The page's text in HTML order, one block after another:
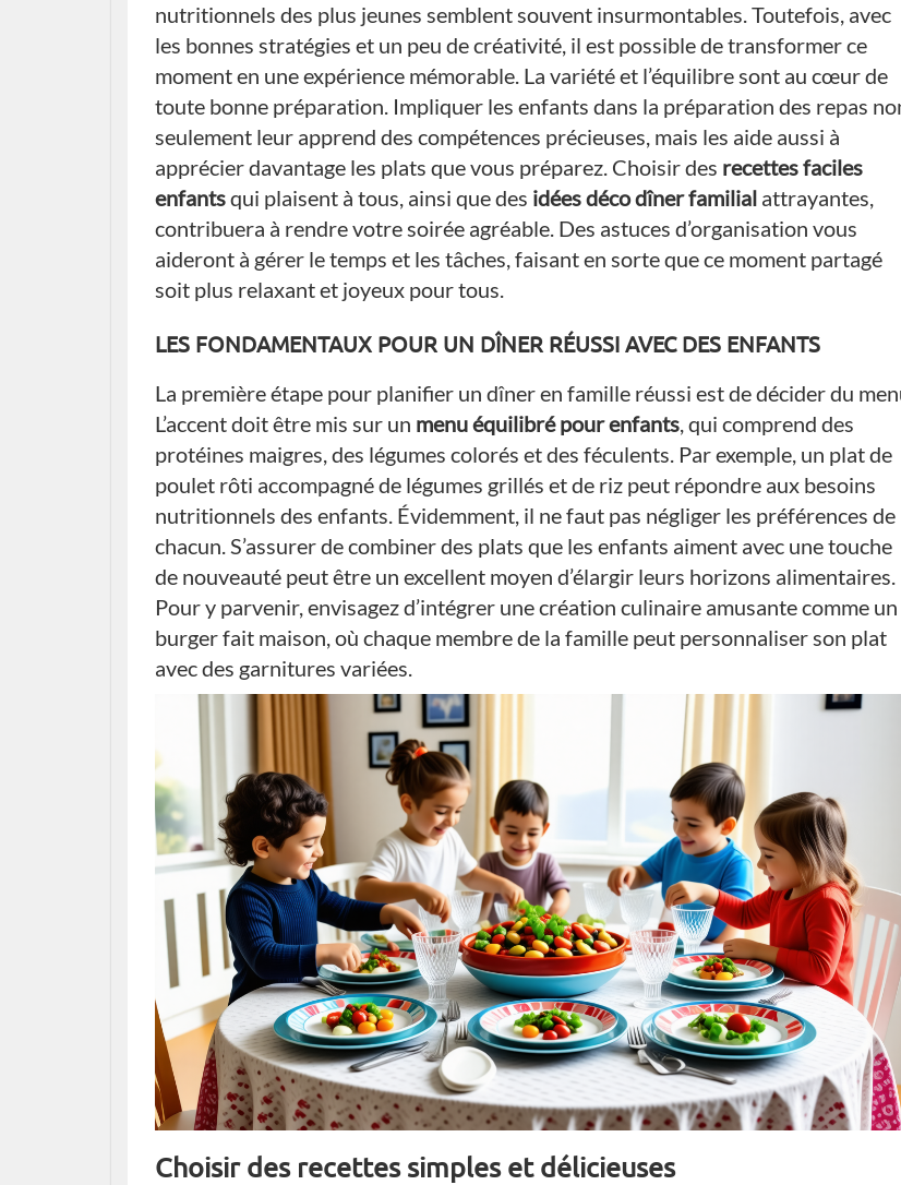
nutritionnels des plus jeunes semblent souvent insurmontables. Toutefois, avec
les bonnes stratégies et un peu de créativité, il est possible de transformer ce
moment en une expérience mémorable. La variété et l’équilibre sont au cœur de
toute bonne préparation. Impliquer les enfants dans la préparation des repas
seulement leur apprend des compétences précieuses, mais les aide aussi à
apprécier davantage les plats que vous préparez. Choisir des recettes faciles
enfantsqui plaisent à tous, ainsi que des idées déco dîner familial attrayantes,
contribuera à rendre votre soirée agréable. Des astuces d’organisation vous
aideront à gérer le temps et les tâches, faisant en sorte que ce moment partagé
soit plus relaxant et joyeux pour tous.
LES FONDAMENTAUX POUR UN DÎNER RÉUSSI AVEC DES ENFANTS
La première étape pour planifier un dîner en famille réussi est de décider du
L’accent doit être mis sur un menu équilibré pour enfants, qui comprend des
protéines maigres, des légumes colorés et des féculents. Par exemple, un plat de
poulet rôti accompagné de légumes grillés et de riz peut répondre aux besoins
nutritionnels des enfants. Évidemment, il ne faut pas négliger les préférences de
chacun. S’assurer de combiner des plats que les enfants aiment avec une touche
de nouveauté peut être un excellent moyen d’élargir leurs horizons alimentaires.
Pour y parvenir, envisagez d’intégrer une création culinaire amusante comme un
burger fait maison, où chaque membre de la famille peut personnaliser son plat
avec des garnitures variées.
Choisir des recettes simples et délicieuses